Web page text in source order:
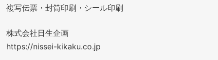
複写伝票・封筒印刷・シール印刷
株式会社日生企画
https://nissei-kikaku.co.jp